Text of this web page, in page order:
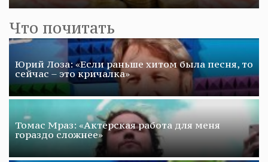
Что почитать
Юрий Лоза: «Если раньше хитом была песня, то
сейчас – это кричалка»
Томас Мраз: «Актерская работа для меня
гораздо сложнее»